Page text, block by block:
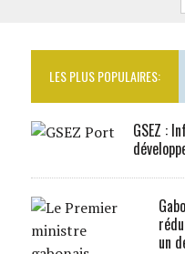
LES PLUS POPULAIRES:
GSEZ :
un